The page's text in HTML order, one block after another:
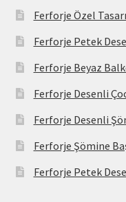
Ferforje Özel
Ferforje Petek
Ferforje Beyaz
Ferforje Desenli
Ferforje Desenli
Ferforje Şömine
Ferforje Petek